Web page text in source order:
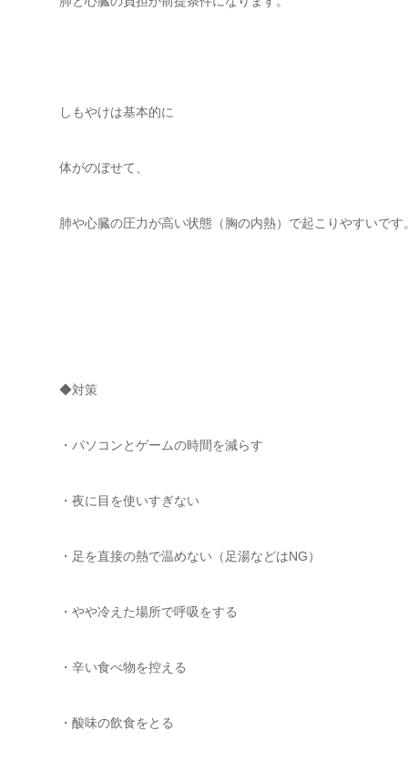
しもやけは基本的に
体がのぼせて、
肺や心臓の圧力が高い状態（胸の内熱）で起こりやすいです
◆対策
・パソコンとゲームの時間を減らす
・夜に目を使いすぎない
・足を直接の熱で温めない（足湯などはNG）
・やや冷えた場所で呼吸をする
・辛い食べ物を控える
・酸味の飲食をとる